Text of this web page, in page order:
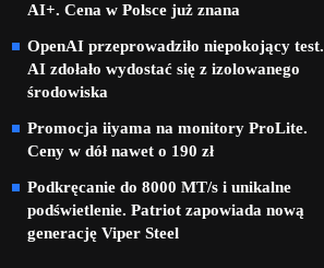
AI+. Cena w Polsce już znana
OpenAI przeprowadziło niepokojący test.
AI zdołało wydostać się z izolowanego
środowiska
Promocja iiyama na monitory ProLite.
Ceny w dół nawet o 190 zł
Podkręcanie do 8000 MT/s i unikalne
podświetlenie. Patriot zapowiada nową
generację Viper Steel